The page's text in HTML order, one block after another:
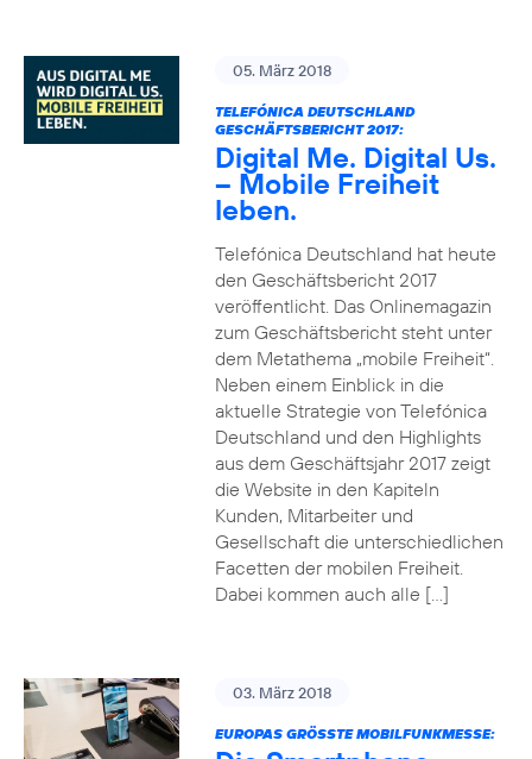
05. März 2018
TELEFÓNICA DEUTSCHLAND
GESCHÄFTSBERICHT 2017:
Digital Me. Digital Us.
– Mobile Freiheit
leben.
Telefónica Deutschland hat heute
den Geschäftsbericht 2017
veröffentlicht. Das Onlinemagazin
zum Geschäftsbericht steht unter
dem Metathema „mobile Freiheit“.
Neben einem Einblick in die
aktuelle Strategie von Telefónica
Deutschland und den Highlights
aus dem Geschäftsjahr 2017 zeigt
die Website in den Kapiteln
Kunden, Mitarbeiter und
Gesellschaft die unterschiedlichen
Facetten der mobilen Freiheit.
Dabei kommen auch alle […]
03. März 2018
EUROPAS GRÖSSTE MOBILFUNKMESSE: